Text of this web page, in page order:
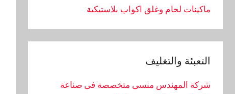
ماكينات لحام وغلق اكواب بلاستيكية
التعبئة والتغليف
شركة المهندس منسى متخصصة فى صناعة